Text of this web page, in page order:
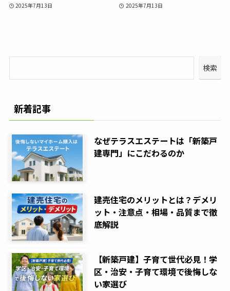
2025年7月13日 2025年7月13日
検索
新着記事
なぜテラスエステートは「新築戸
建専門」にこだわるのか
建売住宅のメリットとは？デメリ
ット・注意点・相場・品質まで徹
底解説
【新築戸建】子育て世代必見！学
区・治安・子育て環境で後悔しな
い家選び